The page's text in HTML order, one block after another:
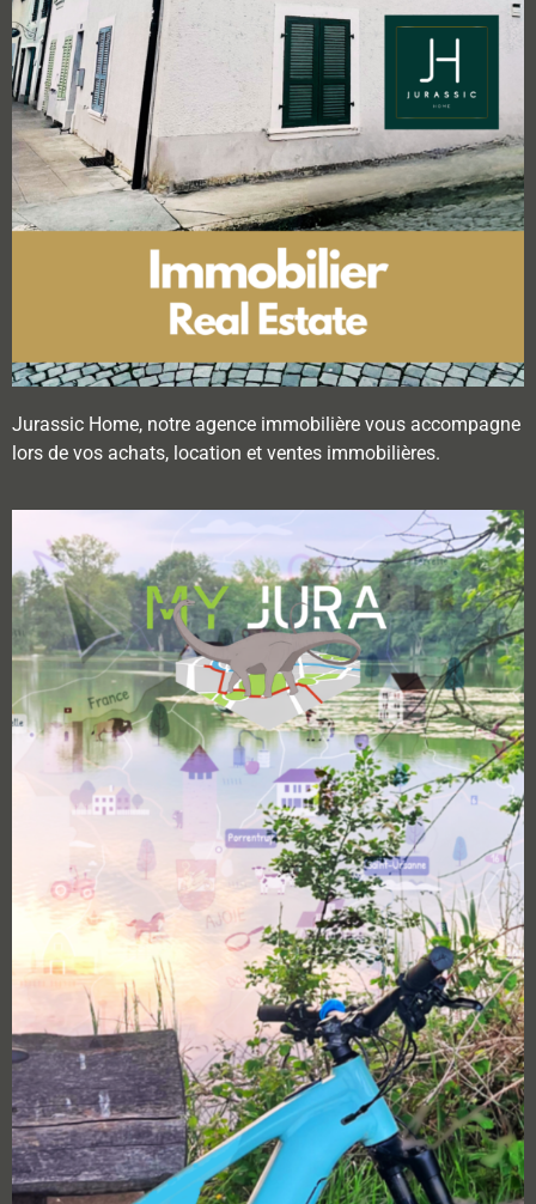
Jurassic Home, notre agence immobilière vous accompagne
lors de vos achats, location et ventes immobilières.